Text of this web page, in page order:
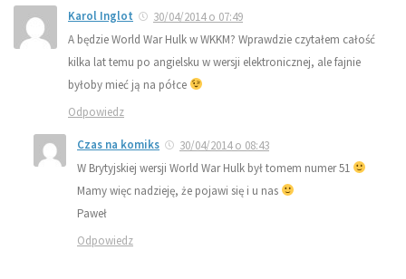
Karol Inglot
30/04/2014 o 07:49
A będzie World War Hulk w WKKM? Wprawdzie czytałem całość
kilka lat temu po angielsku w wersji elektronicznej, ale fajnie
byłoby mieć ją na półce
Odpowiedz
Czas na komiks
30/04/2014 o 08:43
W Brytyjskiej wersji World War Hulk był tomem numer 51
Mamy więc nadzieję, że pojawi się i u nas
Paweł
Odpowiedz